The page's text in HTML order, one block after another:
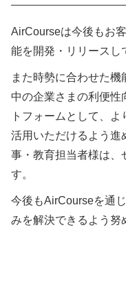
AirCourseは今後もお
能を開発・リリースし
また時勢に合わせた
中の企業さまの利便性
トフォームとして、
活用いただけるよう進
事・教育担当者様は、
す。
今後もAirCourseを通
みを解決できるよう努